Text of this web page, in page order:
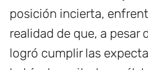
posición incierta,
realidad de que, a pesar
logró cumplir las